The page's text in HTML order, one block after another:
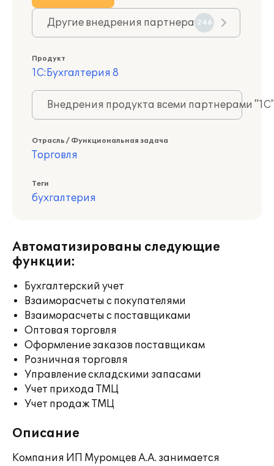
Другие внедрения партнера 246
Продукт
1С:Бухгалтерия 8
Внедрения продукта всеми партнерами
Отрасль / Функциональная задача
Торговля
Теги
бухгалтерия
Автоматизированы следующие
функции:
Бухгалтерский учет
Взаиморасчеты с покупателями
Взаиморасчеты с поставщиками
Оптовая торговля
Оформление заказов поставщикам
Розничная торговля
Управление складскими запасами
Учет прихода ТМЦ
Учет продаж ТМЦ
Описание
Компания ИП Муромцев А.А. занимается